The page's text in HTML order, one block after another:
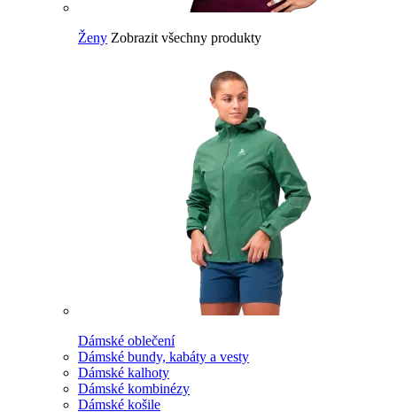
Ženy Zobrazit všechny produkty
Dámské oblečení
Dámské bundy, kabáty a vesty
Dámské kalhoty
Dámské kombinézy
Dámské košile